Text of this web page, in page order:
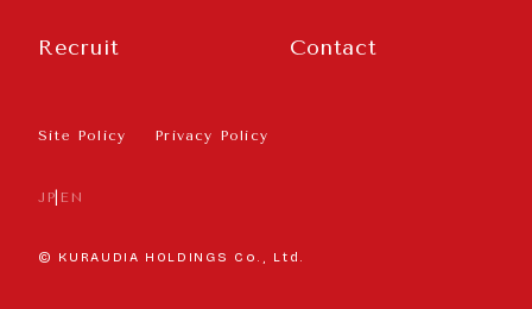
Recruit Contact
Site Policy Privacy Policy
JP EN
© KURAUDIA HOLDINGS Co., Ltd.